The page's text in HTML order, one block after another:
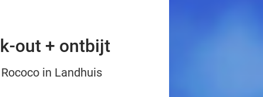
out + ontbijt
in Landhuis